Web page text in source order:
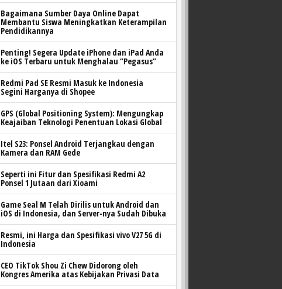
Bagaimana Sumber Daya Online Dapat
Membantu Siswa Meningkatkan Keterampilan
Pendidikannya
Penting! Segera Update iPhone dan iPad Anda
ke iOS Terbaru untuk Menghalau “Pegasus”
Redmi Pad SE Resmi Masuk ke Indonesia
Segini Harganya di Shopee
GPS (Global Positioning System): Mengungkap
Keajaiban Teknologi Penentuan Lokasi Global
Itel S23: Ponsel Android Terjangkau dengan
Kamera dan RAM Gede
Seperti ini Fitur dan Spesifikasi Redmi A2
Ponsel 1 Jutaan dari Xioami
Game Seal M Telah Dirilis untuk Android dan
iOS di Indonesia, dan Server-nya Sudah Dibuka
Resmi, ini Harga dan Spesifikasi vivo V27 5G di
Indonesia
CEO TikTok Shou Zi Chew Didorong oleh
Kongres Amerika atas Kebijakan Privasi Data